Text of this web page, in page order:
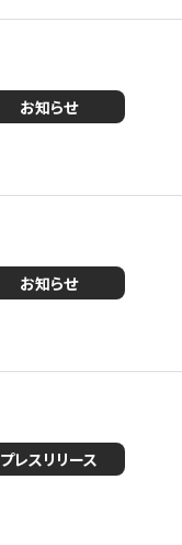
お知らせ
お知らせ
プレスリリース